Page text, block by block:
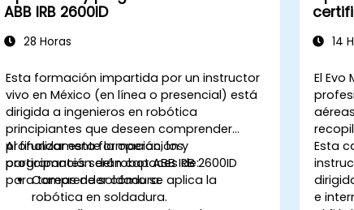
ABB IRB 2600ID
28 Horas
Esta formación impartida por un instructor
vivo en México (en línea o presencial) está
dirigida a ingenieros en robótica
principiantes que deseen comprender
profundamente la operación y
programación del robot ABB IRB 2600ID
para tareas de soldadura.
Al finalizar esta formación, los
participantes serán capaces de:
Comprender cómo se aplica la
robótica en soldadura.
14
El
Esta
e